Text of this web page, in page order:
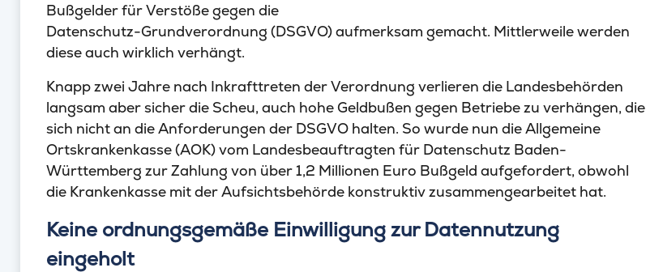
Bußgelder für Verstöße gegen die
Datenschutz-Grundverordnung (DSGVO) aufmerksam gemacht. Mittlerweile werden
diese auch wirklich verhängt.
Knapp zwei Jahre nach Inkrafttreten der Verordnung verlieren die Landesbehörden
langsam aber sicher die Scheu, auch hohe Geldbußen gegen Betriebe zu verhängen, die
sich nicht an die Anforderungen der DSGVO halten. So wurde nun die Allgemeine
Ortskrankenkasse (AOK) vom Landesbeauftragten für Datenschutz Baden-
Württemberg zur Zahlung von über 1,2 Millionen Euro Bußgeld aufgefordert, obwohl
die Krankenkasse mit der Aufsichtsbehörde konstruktiv zusammengearbeitet hat.
Keine ordnungsgemäße Einwilligung zur Datennutzung
eingeholt